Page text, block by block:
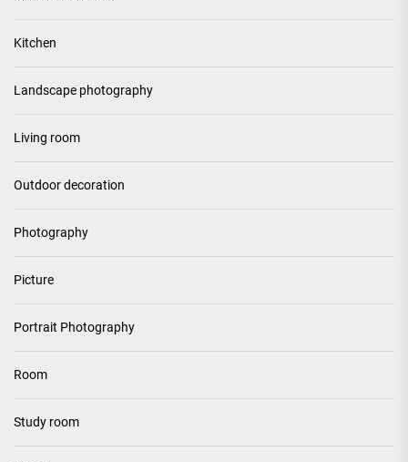
Kitchen
Landscape photography
Living room
Outdoor decoration
Photography
Picture
Portrait Photography
Room
Study room